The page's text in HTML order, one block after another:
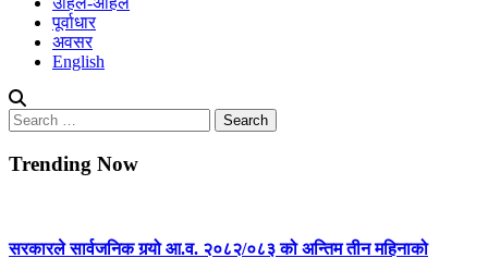
पूर्वाधार
अवसर
English
Search
for:
Trending Now
सरकारले सार्वजनिक गर्‍यो आ.व. २०८२/०८३ को अन्तिम तीन महिनाको